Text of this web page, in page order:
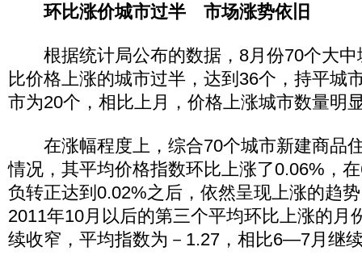
环比涨价城市过半 市场涨势依旧
根据统计局公布的数据，8月份70个大中
比价格上涨的城市过半，达到36个，持平城
市为20个，相比上月，价格上涨城市数量明
在涨幅程度上，综合70个城市新建商品
情况，其平均价格指数环比上涨了0.06%，
负转正达到0.02%之后，依然呈现上涨的趋
2011年10月以后的第三个平均环比上涨的月
续收窄，平均指数为－1.27，相比6—7月继